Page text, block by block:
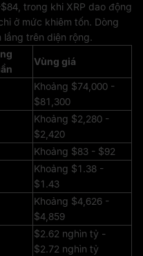
trong khi XRP dao động
ở mức khiêm tốn. Dòng
lắng trên diện rộng.
Vùng giá
Khoảng $74,000 -
$81,300
Khoảng $2,280 -
$2,420
Khoảng $83 - $92
Khoảng $1.38 -
$1.43
Khoảng $4,626 -
$4,859
$2.62 nghìn tỷ -
$2.72 nghìn tỷ